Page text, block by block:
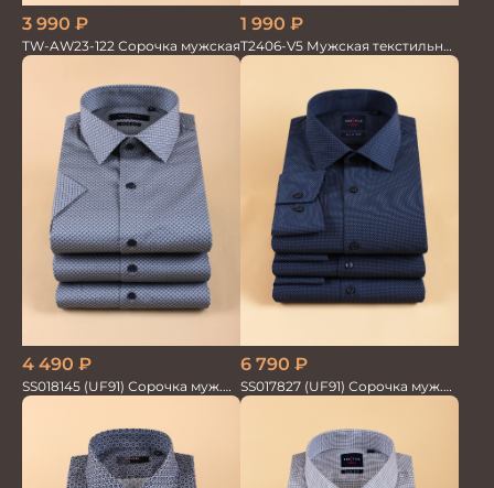
3 990 ₽
TW-AW23-122 Сорочка мужская
1 990 ₽
T2406-V5 Мужская текстильная
рубашка / Сорочка
4 490 ₽
SS018145 (UF91) Сорочка муж.
кр.рук. GROSTYLE PRIME
6 790 ₽
SS017827 (UF91) Сорочка муж.
дл. рук. GROSTYLE TRENDY